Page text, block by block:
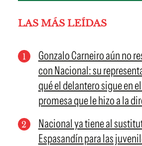
LAS MÁS LEÍDAS
Gonzalo Carneiro aún no
con Nacional: su
qué el delantero sigue en
promesa que le hizo a la
Nacional ya tiene al
Espasandín para las